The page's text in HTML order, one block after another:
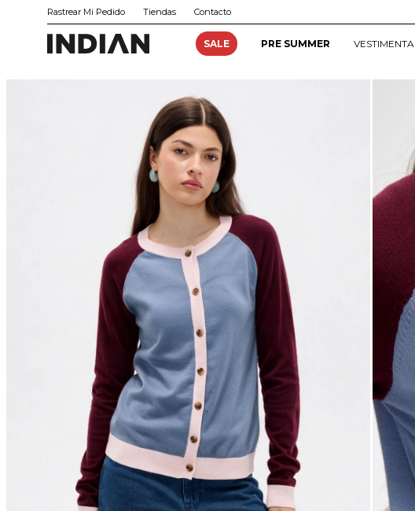
SALE PRE SUMMER VESTIMENTA
Rastrear Mi Pedido Tiendas Contacto